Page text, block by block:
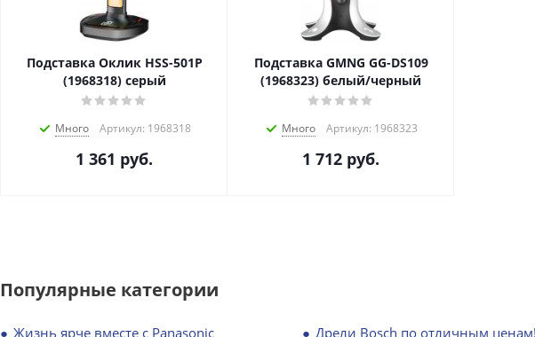
Подставка Оклик HSS-501P
(1968318) серый
Много Артикул: 1968318
1 361 руб.
Подставка GMNG GG-DS109
(1968323) белый/черный
Много Артикул: 1968323
1 712 руб.
Популярные категории
Жизнь ярче вместе с Panasonic Дрели Bosch по отличным